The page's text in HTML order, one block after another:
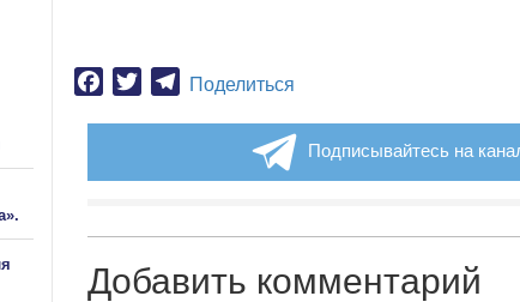
Facebook
TwitterTelegram
Поделиться
Подписывайтесь на
Добавить комментарий